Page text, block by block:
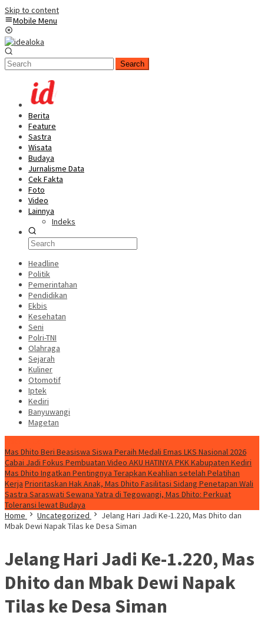
Skip to content
Mobile Menu
Search
Berita
Feature
Sastra
Wisata
Budaya
Jurnalisme Data
Cek Fakta
Foto
Video
Lainnya
Indeks
Headline
Politik
Pemerintahan
Pendidikan
Ekbis
Kesehatan
Seni
Polri-TNI
Olahraga
Sejarah
Kuliner
Otomotif
Iptek
Kediri
Banyuwangi
Magetan
Mas Dhito Beri Beasiswa Siswa Peraih Medali Emas LKS Nasional 2026
Cabai Jadi Fokus Pembuatan Video AKU HATINYA PKK Kabupaten Kediri
Mas Dhito Ingatkan Pentingnya Terapkan Keahlian setelah Pelatihan
Kerja Prioritaskan Hak Anak, Mas Dhito Fasilitasi Sidang Penetapan Wali
Sastra Saraswati Sewana Yatra di Tegowangi, Mas Dhito: Perkuat
Toleransi lewat Budaya
Home
Uncategorized
Jelang Hari Jadi Ke-1.220, Mas Dhito dan
Mbak Dewi Napak Tilas ke Desa Siman
Jelang Hari Jadi Ke-1.220, Mas
Dhito dan Mbak Dewi Napak
Tilas ke Desa Siman